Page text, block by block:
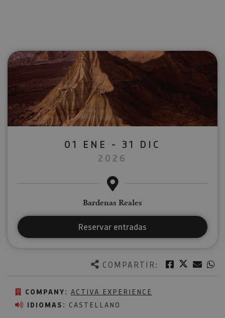
COMPARTIR: Facebook
Twitter
COMPANY: ACTIVA EXPERIENCE
IDIOMAS: CASTELLANO
01 ENE - 31 DIC
2026
Bardenas Reales
Reservar entradas